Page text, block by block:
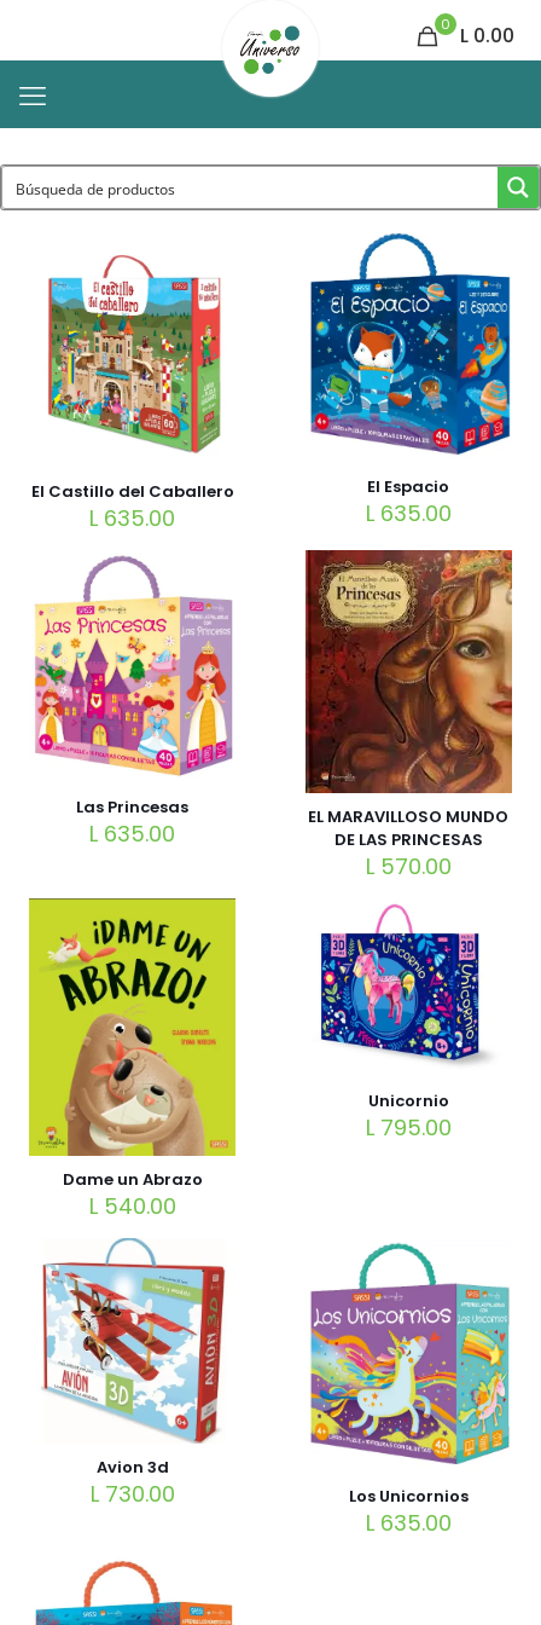
0 L 0.00
El Castillo del Caballero
L 635.00
El Espacio
L635.00
Las Princesas
L 635.00
EL MARAVILLOSO MUNDO
DE LAS PRINCESAS
L570.00
Dame un Abrazo
L540.00
Unicornio
L795.00
Avion 3d
L730.00 Los Unicornios
L635.00